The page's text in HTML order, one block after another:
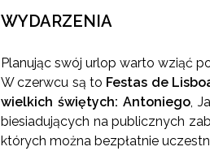
WYDARZENIA
Planując swój urlop warto wziąć
W czerwcu są to Festas de
wielkich świętych: Antoniego,
biesiadujących na publicznych
których można bezpłatnie